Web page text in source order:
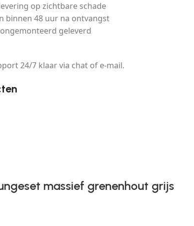
op zichtbare schade
binnen 48 uur na ontvangst
geleverd
24/7 klaar via chat of e-mail.
massief grenenhout grijs